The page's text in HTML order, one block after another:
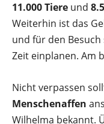
11.000 Tiere und
Weiterhin ist das
und für den
Zeit einplanen. Am
Nicht verpassen
Menschenaffen
Wilhelma bekannt.